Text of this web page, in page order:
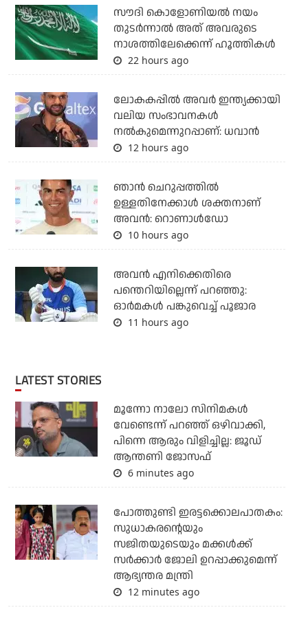
സൗദി കൊളോണിയല്‍ നയം
തുടര്‍ന്നാല്‍ അത് അവരുടെ
നാശത്തിലേക്കെന്ന് ഹൂത്തികള്‍
22 hours ago
ലോകകപ്പിൽ അവര്‍ ഇന്ത്യക്കായി
വലിയ സംഭാവനകള്‍
നല്‍കുമെന്നുറപ്പാണ്: ധവാന്‍
12 hours ago
ഞാന്‍ ചെറുപ്പത്തില്‍
ഉള്ളതിനേക്കാള്‍ ശക്തനാണ്
അവന്‍: റൊണാള്‍ഡോ
10 hours ago
അവന്‍ എനിക്കെതിരെ
പന്തെറിയില്ലെന്ന് പറഞ്ഞു:
ഓര്‍മകള്‍ പങ്കുവെച്ച് പൂജാര
11 hours ago
LATEST STORIES
മൂന്നോ നാലോ സിനിമകൾ
വേണ്ടെന്ന് പറഞ്ഞ് ഒഴിവാക്കി,
പിന്നെ ആരും വിളിച്ചില്ല: ജൂഡ്
ആന്തണി ജോസഫ്
6 minutes ago
പോത്തുണ്ടി ഇരട്ടക്കൊലപാതകം:
സുധാകരന്റെയും
സജിതയുടെയും മക്കള്‍ക്ക്
സര്‍ക്കാര്‍ ജോലി ഉറപ്പാക്കുമെന്ന്
ആഭ്യന്തര മന്ത്രി
12 minutes ago